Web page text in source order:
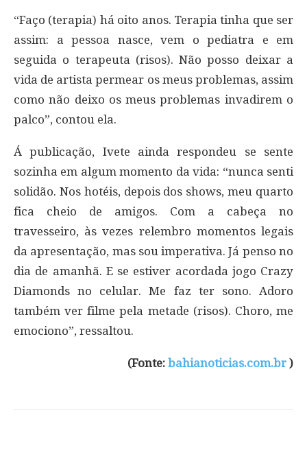
“Faço (terapia) há oito anos. Terapia tinha que ser
assim: a pessoa nasce, vem o pediatra e em
seguida o terapeuta (risos). Não posso deixar a
vida de artista permear os meus problemas, assim
como não deixo os meus problemas invadirem o
palco”, contou ela.
Á publicação, Ivete ainda respondeu se sente
sozinha em algum momento da vida: “nunca senti
solidão. Nos hotéis, depois dos shows, meu quarto
fica cheio de amigos. Com a cabeça no
travesseiro, às vezes relembro momentos legais
da apresentação, mas sou imperativa. Já penso no
dia de amanhã. E se estiver acordada jogo Crazy
Diamonds no celular. Me faz ter sono. Adoro
também ver filme pela metade (risos). Choro, me
emociono”, ressaltou.
(Fonte: bahianoticias.com.br )